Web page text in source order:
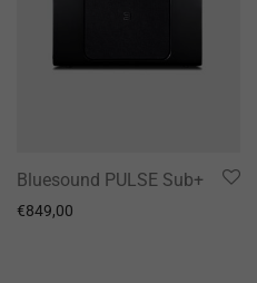
Bluesound PULSE Sub+
€849,00